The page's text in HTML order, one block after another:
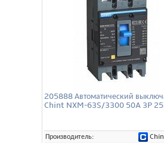
205888 Автоматический
Chint NXM-63S/3300 50A 3P
Производитель: